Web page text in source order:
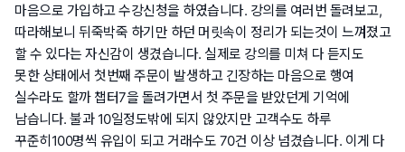
마음으로 가입하고 수강신청을 하였습니다. 강의를 여러번 돌려보고,
따라해보니 뒤죽박죽 하기만 하던 머릿속이 정리가 되는것이 느껴졌고
할 수 있다는 자신감이 생겼습니다. 실제로 강의를 미쳐 다 듣지도
못한 상태에서 첫번째 주문이 발생하고 긴장하는 마음으로 행여
실수라도 할까 챕터7을 돌려가면서 첫 주문을 받았던게 기억에
남습니다. 불과 10일정도밖에 되지 않았지만 고객수도 하루
꾸준히100명씩 유입이 되고 거래수도 70건 이상 넘겼습니다. 이게 다